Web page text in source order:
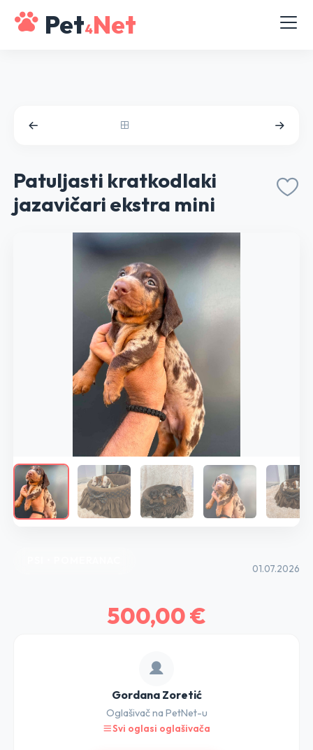
Pet4Net
Patuljasti kratkodlaki
jazavičari ekstra mini
01.07.2026
500,00 €
Gordana Zoretić
Oglašivač na PetNet-u
Svi oglasi oglašivača